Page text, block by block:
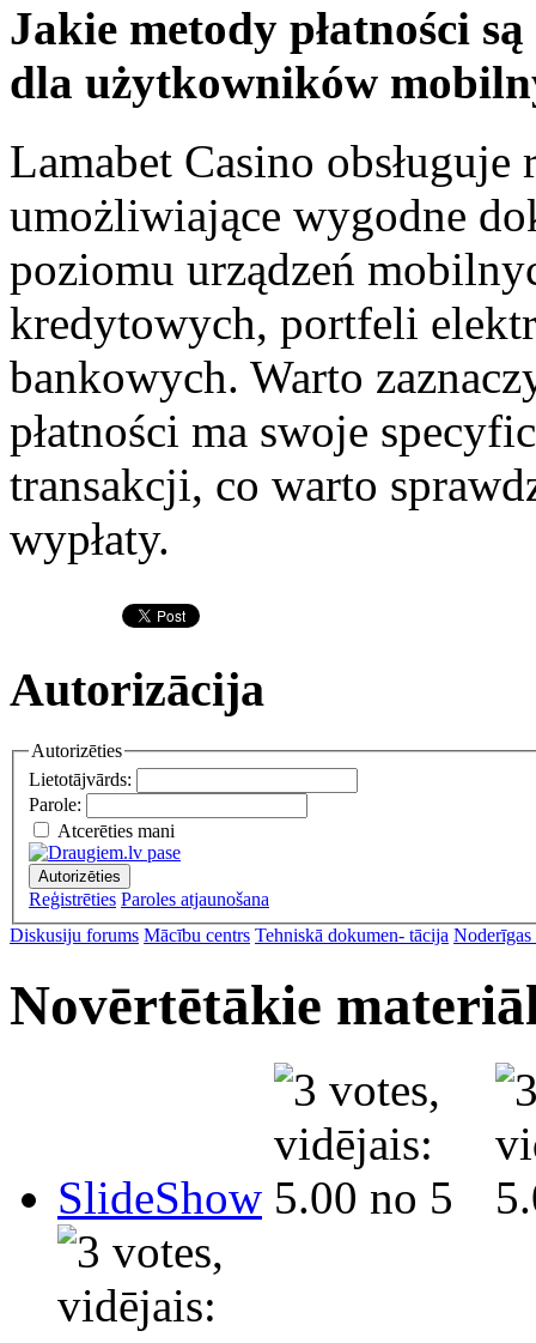
Jakie metody płatności
dla użytkowników
Lamabet Casino obsługuje
umożliwiające wygodne
poziomu urządzeń
kredytowych, portfeli
bankowych. Warto
płatności ma swoje
transakcji, co warto
wypłaty.
Autorizācija
Autorizēties
Lietotājvārds:
Parole:
Atcerēties mani
Autorizēties
Reģistrēties Paroles atjaunošana
Diskusiju forums Mācību centrs Tehniskā dokumen- tācija Noderīgas
Novērtētākie
SlideShow